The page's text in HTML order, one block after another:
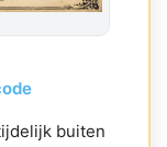
buiten